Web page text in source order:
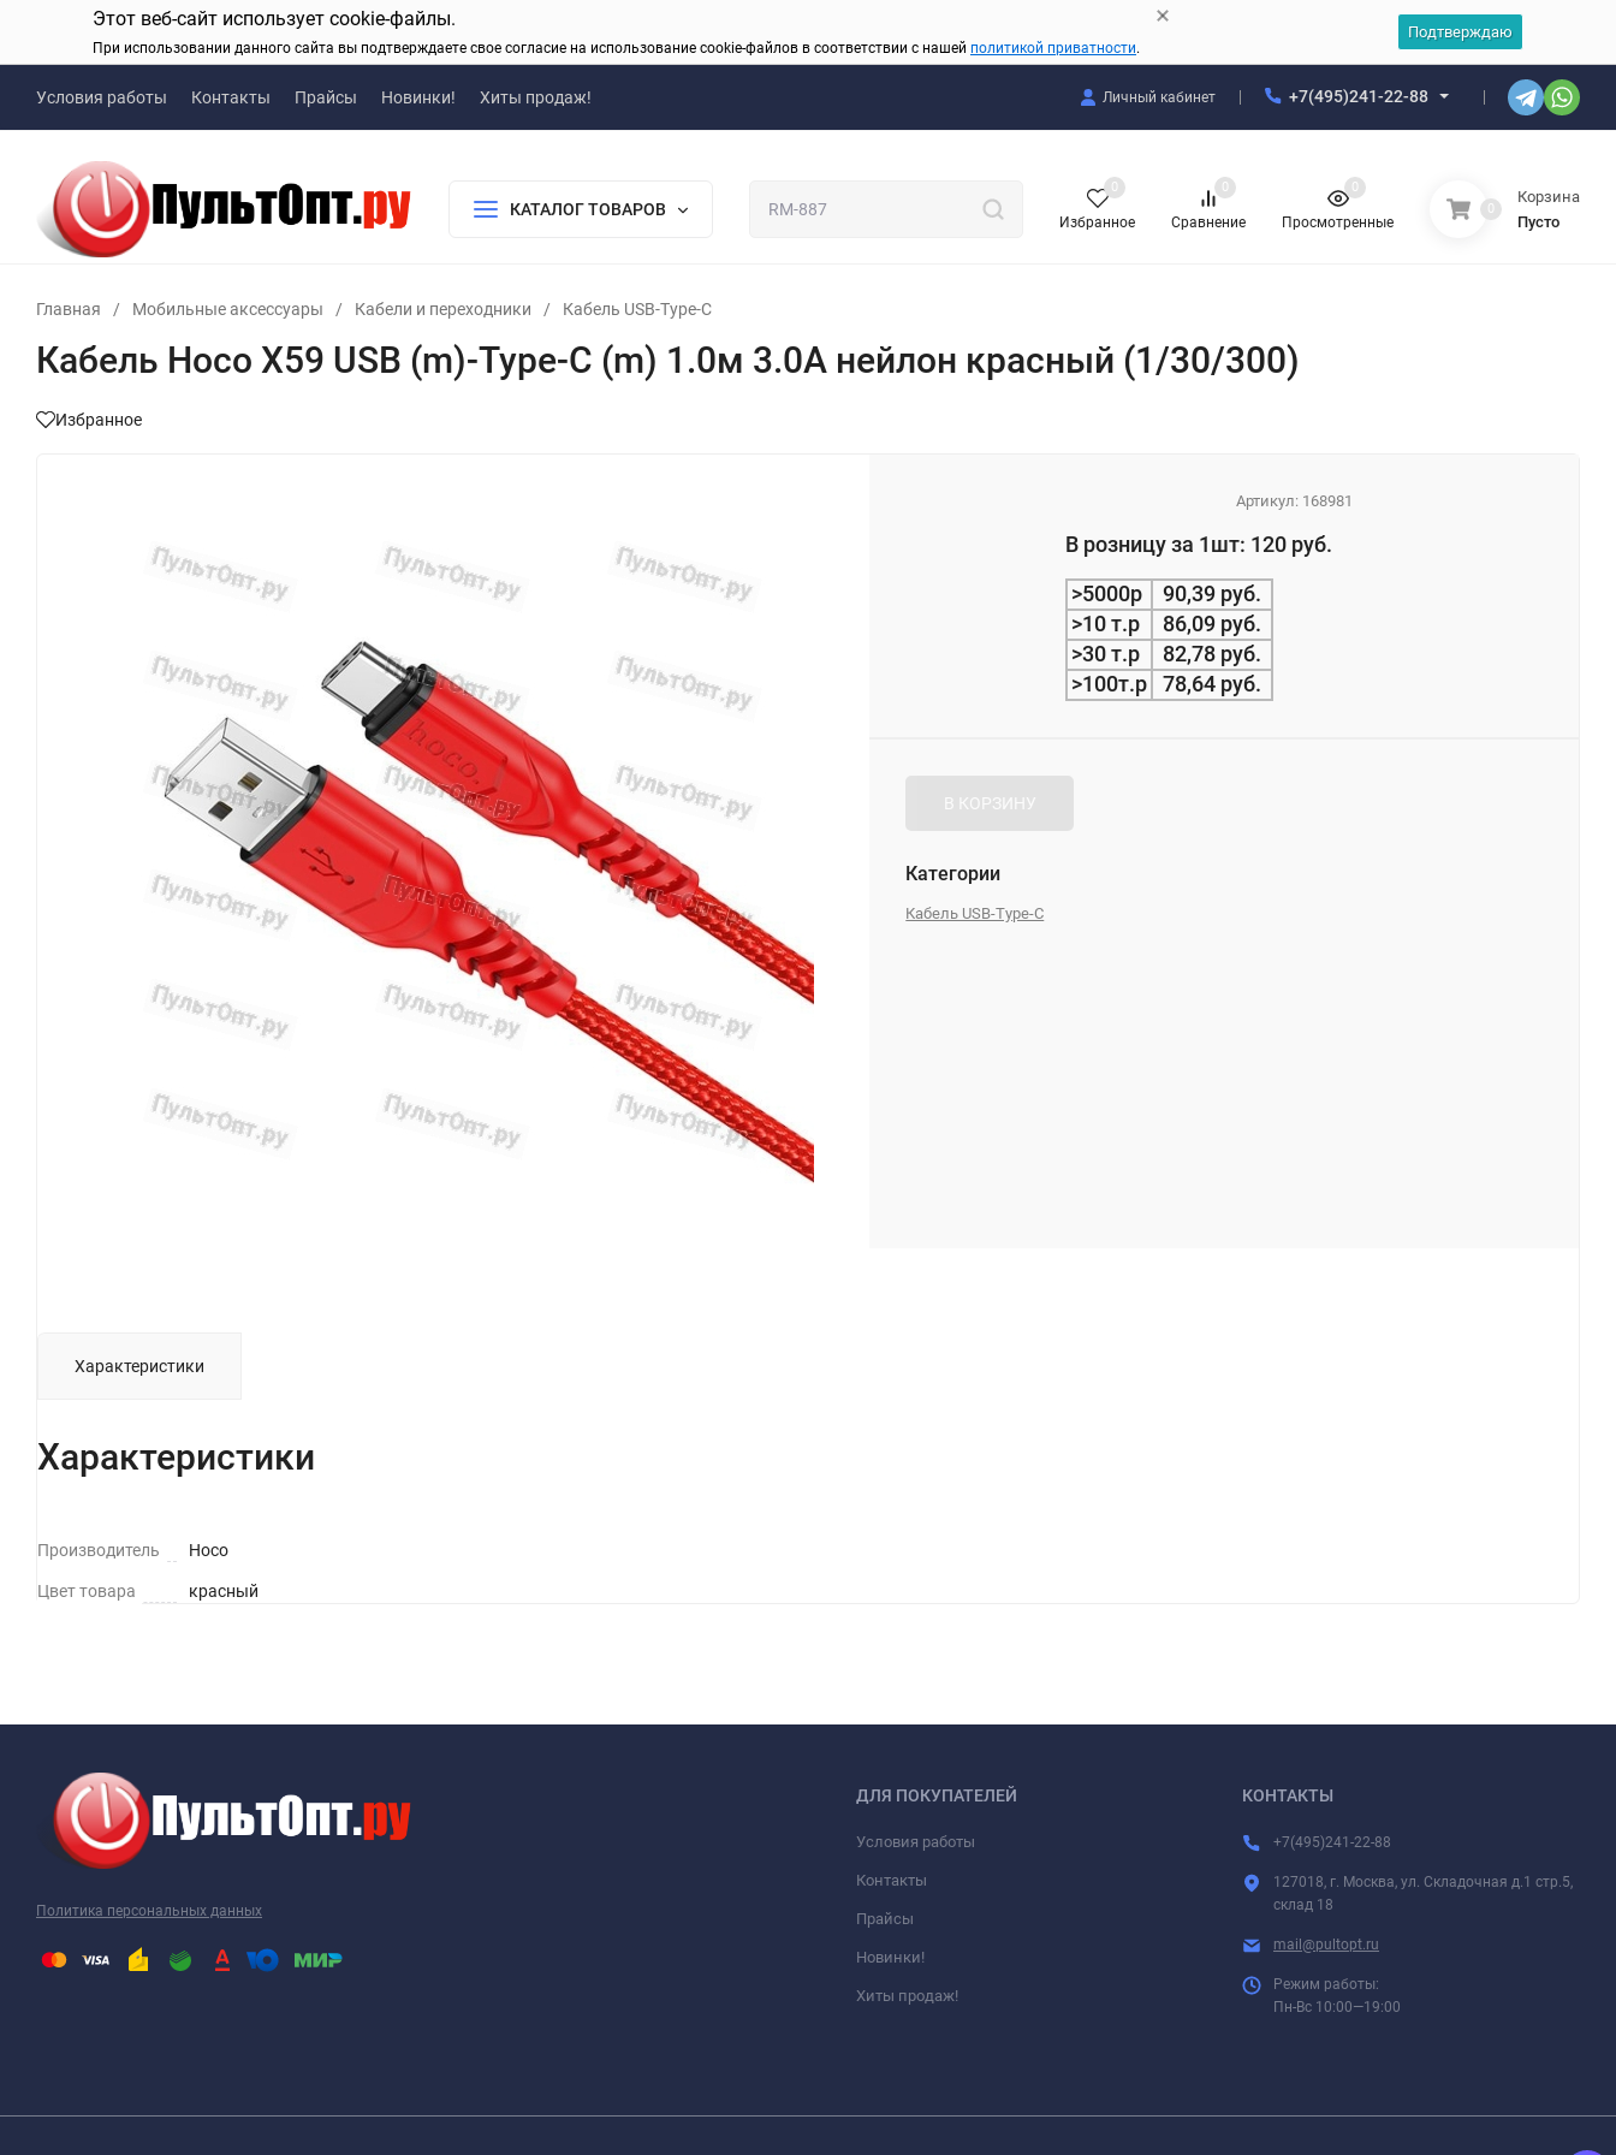
Этот веб-сайт использует cookie-файлы.
При использовании данного сайта вы подтверждаете свое согласие на использование cookie-файлов в соответствии с нашей политикой приватности.
Подтверждаю
Условия работы Контакты Прайсы Новинки! Хиты продаж! Личный кабинет +7(495)241-22-88
КАТАЛОГ ТОВАРОВ
Избранное
0
Сравнение
0
Просмотренные
0
0
Корзина
Пусто
Главная / Мобильные аксессуары / Кабели и переходники / Кабель USB-Type-C
Кабель Hoco X59 USB (m)-Type-C (m) 1.0м 3.0A нейлон красный (1/30/300)
Избранное
Артикул: 168981
В розницу за 1шт: 120 руб.
>5000р
90,39 руб.
>10 т.р
86,09 руб.
>30 т.р
82,78 руб.
>100т.р
78,64 руб.
В КОРЗИНУ
Категории
Кабель USB-Type-C
Характеристики
Характеристики
Производитель Hoco
Цвет товара красный
Политика персональных данных
ДЛЯ ПОКУПАТЕЛЕЙ
Условия работы
Контакты
Прайсы
Новинки!
Хиты продаж!
КОНТАКТЫ
+7(495)241-22-88
127018, г. Москва, ул. Складочная д.1 стр.5,
склад 18
mail@pultopt.ru
Режим работы:
Пн-Вс 10:00—19:00